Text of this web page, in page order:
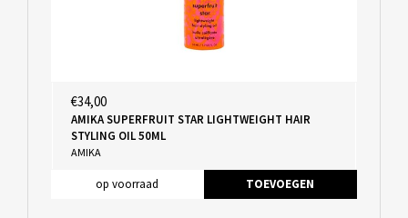
€34,00
AMIKA SUPERFRUIT STAR LIGHTWEIGHT HAIR
STYLING OIL 50ML
AMIKA
op voorraad TOEVOEGEN